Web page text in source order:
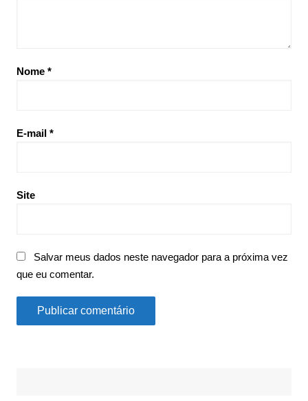
Nome *
E-mail *
Site
Salvar meus dados neste navegador para a próxima vez
que eu comentar.